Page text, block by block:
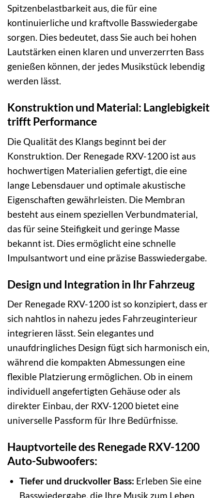
Spitzenbelastbarkeit aus, die für eine
kontinuierliche und kraftvolle Basswiedergabe
sorgen. Dies bedeutet, dass Sie auch bei hohen
Lautstärken einen klaren und unverzerrten Bass
genießen können, der jedes Musikstück lebendig
werden lässt.
Konstruktion und Material: Langlebigkeit
trifft Performance
Die Qualität des Klangs beginnt bei der
Konstruktion. Der Renegade RXV-1200 ist aus
hochwertigen Materialien gefertigt, die eine
lange Lebensdauer und optimale akustische
Eigenschaften gewährleisten. Die Membran
besteht aus einem speziellen Verbundmaterial,
das für seine Steifigkeit und geringe Masse
bekannt ist. Dies ermöglicht eine schnelle
Impulsantwort und eine präzise Basswiedergabe.
Design und Integration in Ihr Fahrzeug
Der Renegade RXV-1200 ist so konzipiert, dass er
sich nahtlos in nahezu jedes Fahrzeuginterieur
integrieren lässt. Sein elegantes und
unaufdringliches Design fügt sich harmonisch ein,
während die kompakten Abmessungen eine
flexible Platzierung ermöglichen. Ob in einem
individuell angefertigten Gehäuse oder als
direkter Einbau, der RXV-1200 bietet eine
universelle Passform für Ihre Bedürfnisse.
Hauptvorteile des Renegade RXV-1200
Auto-Subwoofers:
Tiefer und druckvoller Bass: Erleben Sie eine
Basswiedergabe, die Ihre Musik zum Leben